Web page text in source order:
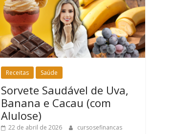
Receitas Saúde
Sorvete Saudável de Uva,
Banana e Cacau (com
Alulose)
22 de abril de 2026 cursosefinancas